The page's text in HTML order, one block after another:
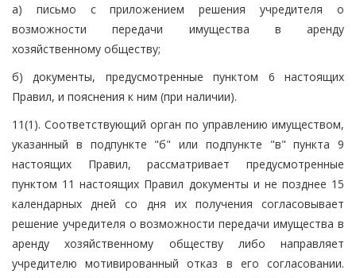
а) письмо с приложением решения учредителя о
возможности передачи имущества в аренду
хозяйственному обществу;
б) документы, предусмотренные пунктом 6 настоящих
Правил, и пояснения к ним (при наличии).
11(1). Соответствующий орган по управлению имуществом,
указанный в подпункте "б" или подпункте "в" пункта 9
настоящих Правил, рассматривает предусмотренные
пунктом 11 настоящих Правил документы и не позднее 15
календарных дней со дня их получения согласовывает
решение учредителя о возможности передачи имущества в
аренду хозяйственному обществу либо направляет
учредителю мотивированный отказ в его согласовании.